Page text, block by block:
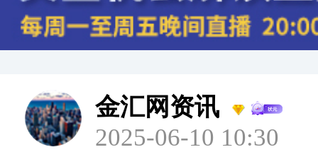
金汇网资讯
2025-06-10 10:30